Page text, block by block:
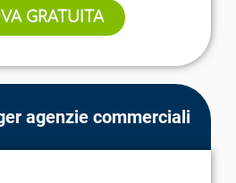
GRATUITA
agenzie commerciali